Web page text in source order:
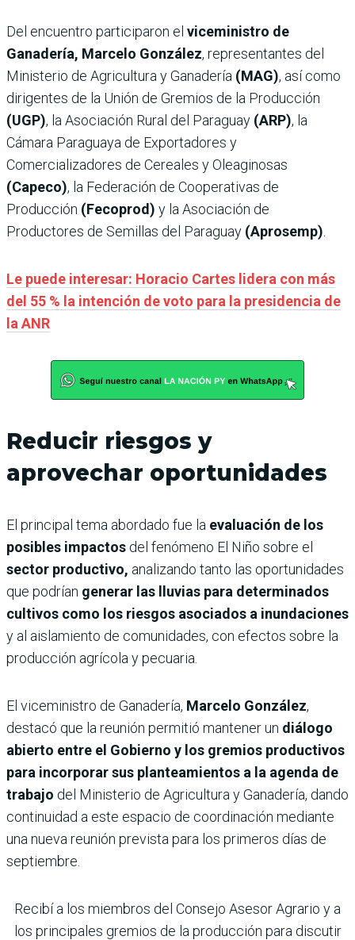
Del encuentro participaron el viceministro de
Ganadería, Marcelo González, representantes del
Ministerio de Agricultura y Ganadería (MAG), así como
dirigentes de la Unión de Gremios de la Producción
(UGP), la Asociación Rural del Paraguay (ARP), la
Cámara Paraguaya de Exportadores y
Comercializadores de Cereales y Oleaginosas
(Capeco), la Federación de Cooperativas de
Producción (Fecoprod) y la Asociación de
Productores de Semillas del Paraguay (Aprosemp)
Le puede interesar: Horacio Cartes lidera con más
del 55 % la intención de voto para la presidencia de
la ANR
Reducir riesgos y
aprovechar oportunidades
El principal tema abordado fue la evaluación de los
posibles impactos del fenómeno El Niño sobre el
sector productivo, analizando tanto las oportunidades
que podrían generar las lluvias para determinados
cultivos como los riesgos asociados a inundaciones
y al aislamiento de comunidades, con efectos sobre la
producción agrícola y pecuaria.
El viceministro de Ganadería, Marcelo González,
destacó que la reunión permitió mantener un diálogo
abierto entre el Gobierno y los gremios productivos
para incorporar sus planteamientos a la agenda de
trabajo del Ministerio de Agricultura y Ganadería, dando
continuidad a este espacio de coordinación mediante
una nueva reunión prevista para los primeros días de
septiembre.
Recibí a los miembros del Consejo Asesor Agrario y a
los principales gremios de la producción para discutir